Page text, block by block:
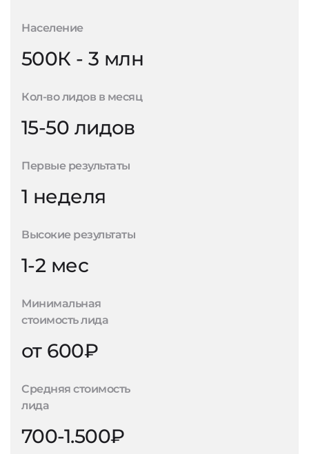
Население
500К - 3 млн
Кол-во лидов в месяц
15-50 лидов
Первые результаты
1 неделя
Высокие результаты
1-2 мес
Минимальная
стоимость лида
от 600₽
Средняя стоимость
лида
700-1.500₽